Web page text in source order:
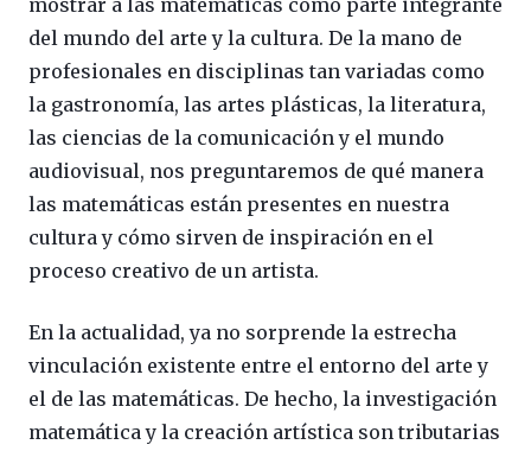
del mundo del arte y la cultura. De la mano de
profesionales en disciplinas tan variadas como
la gastronomía, las artes plásticas, la literatura,
las ciencias de la comunicación y el mundo
audiovisual, nos preguntaremos de qué manera
las matemáticas están presentes en nuestra
cultura y cómo sirven de inspiración en el
proceso creativo de un artista.
En la actualidad, ya no sorprende la estrecha
vinculación existente entre el entorno del arte y
el de las matemáticas. De hecho, la investigación
matemática y la creación artística son tributarias